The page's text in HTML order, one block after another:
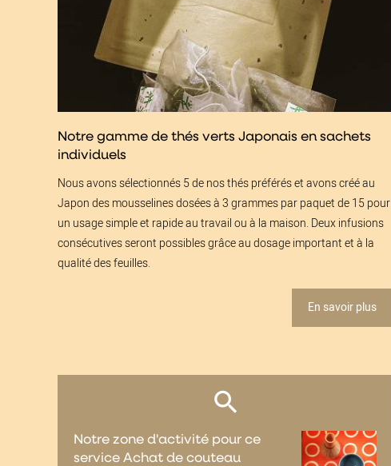
Notre gamme de thés verts Japonais en sachets
individuels
Nous avons sélectionnés 5 de nos thés préférés et avons créé au
Japon des mousselines dosées à 3 grammes par paquet de 15 pour
un usage simple et rapide au travail ou à la maison. Deux infusions
consécutives seront possibles grâce au dosage important et à la
qualité des feuilles.
En savoir plus
Notre zone d'activité pour ce
service Achat de couteau